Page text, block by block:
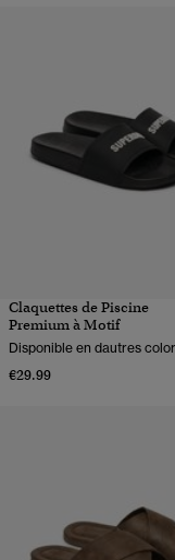
Claquettes de Piscine
Premium à Motif
Disponible en dautres
€29.99